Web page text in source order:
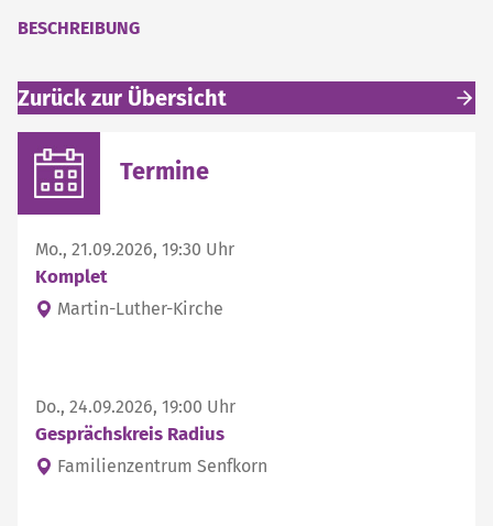
BESCHREIBUNG
Zurück zur Übersicht
Termine
Mo., 21.09.2026, 19:30 Uhr
Komplet
Martin-Luther-Kirche
Do., 24.09.2026, 19:00 Uhr
Gesprächskreis Radius
Familienzentrum Senfkorn